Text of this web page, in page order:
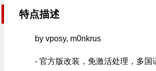
特点描述
by vposy, m0nkrus
- 官方版改装，免激活处理，多国